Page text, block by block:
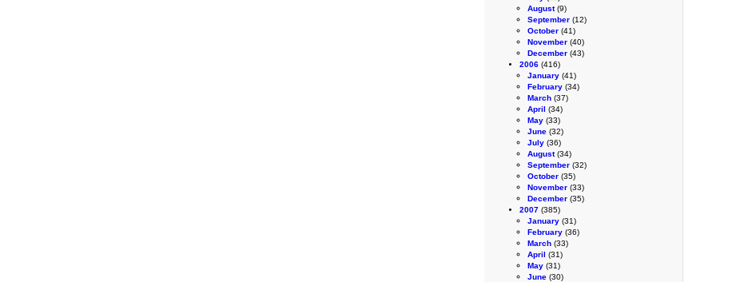
August(9)
September (12)
October (41)
November (40)
December (43)
2006 (416)
January (41)
February (34)
March (37)
April (34)
May (33)
June (32)
July (36)
August(34)
September (32)
October (35)
November (33)
December (35)
2007 (385)
January (31)
February (36)
March (33)
April (31)
May (31)
June (30)